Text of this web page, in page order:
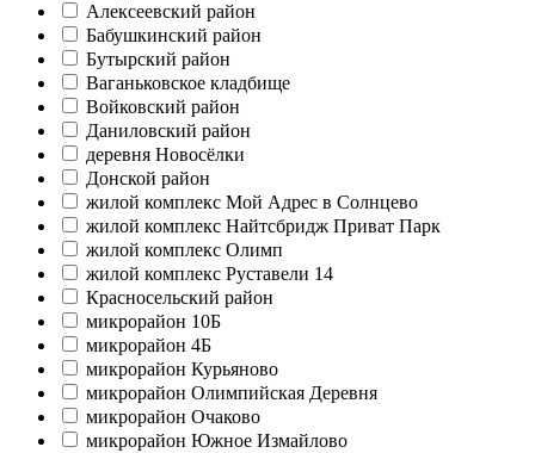
Алексеевский район
Бабушкинский район
Бутырский район
Ваганьковское кладбище
Войковский район
Даниловский район
деревня Новосёлки
Донской район
жилой комплекс Мой Адрес в Солнцево
жилой комплекс Найтсбридж Приват Парк
жилой комплекс Олимп
жилой комплекс Руставели 14
Красносельский район
микрорайон 10Б
микрорайон 4Б
микрорайон Курьяново
микрорайон Олимпийская Деревня
микрорайон Очаково
микрорайон Южное Измайлово